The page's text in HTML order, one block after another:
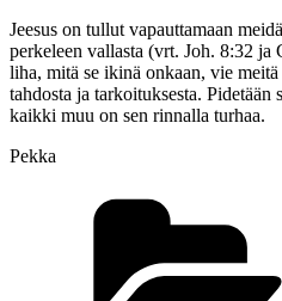
Jeesus on tullut vapauttamaan
perkeleen vallasta (vrt. Joh. 8:32
liha, mitä se ikinä onkaan, vie meitä
tahdosta ja tarkoituksesta. Pidetään
kaikki muu on sen rinnalla turhaa.
Pekka